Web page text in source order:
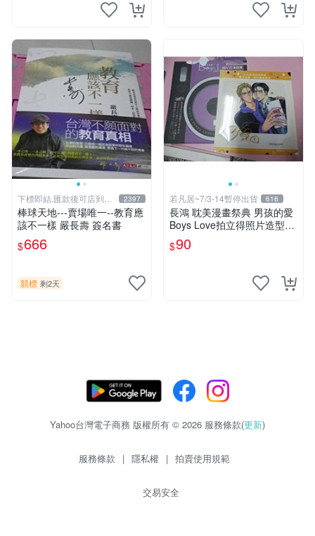
下標即結.匯款後可店到店
關於我
2397
棒球天地---賣場唯一--教育應
該不一樣 嚴長壽 簽名書
$666
競標 剩2天
若凡居~7/3-14暫停出貨 616
長鴻 耽美漫畫祭典 男孩的愛
Boys Love拍立得照片造型透
卡 第二彈 不良的津田同學和
輔導老師.增田關係很差
$90
Yahoo台灣電子商務 版權所有 © 2026 服務條款(更新)
服務條款 | 隱私權 | 拍賣使用規範
交易安全